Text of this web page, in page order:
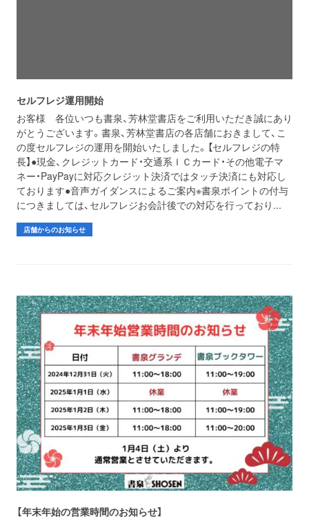
セルフレジ運用開始
お客様 各位いつも書泉、芳林堂書店をご利用いただき誠にあり
がとうございます。書泉、芳林堂書店の各店舗におきまして、こ
の度セルフレジの運用を開始いたしました。【セルフレジの特
長】●現金、クレジットカード・交通系ＩＣカード・その他電子マ
ネー・PayPayに対応クレジット決済ではタッチ決済にも対応し
ております●音声ガイダンスによるご案内※書泉ポイントの付与
につきましては、セルフレジお会計後での対応を行っており...
店舗からのお知らせ
【年末年始の営業時間のお知らせ】